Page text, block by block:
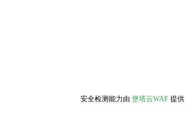
安全检测能力由 堡塔云WAF 提供